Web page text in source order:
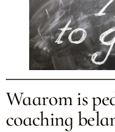
Waarom is
coaching